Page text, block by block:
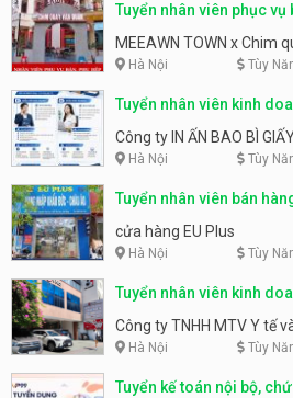
Tuyển nhân viên phục vụ
MEEAWN TOWN x Chim
Hà Nội Tùy
Tuyển nhân viên kinh
fulltime
Công ty IN ẤN BAO BÌ
Hà Nội Tùy
Tuyển nhân viên bán
cửa hàng EU Plus
Hà Nội Tùy
Tuyển nhân viên kinh
thiết bị y tế
Công ty TNHH MTV Y tế
NOVA
Hà Nội Tùy
Tuyển kế toán nội bộ,